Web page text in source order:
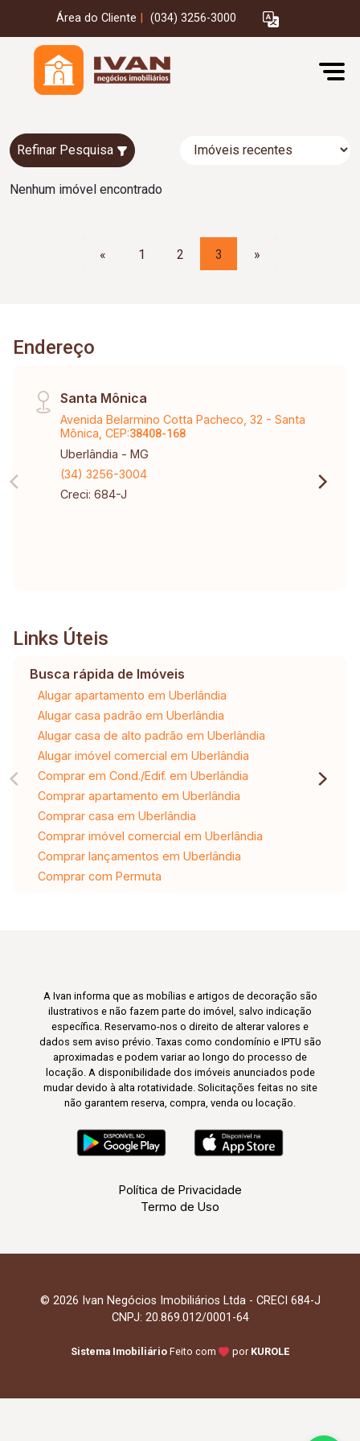
Área do Cliente (034) 3256-3000
Refinar Pesquisa
Nenhum imóvel encontrado
« 1 2 3 »
Endereço
Santa Mônica
Avenida Belarmino Cotta Pacheco, 32 - Santa
Mônica, CEP:38408-168
Uberlândia - MG
(34) 3256-3004
Creci: 684-J
Links Úteis
Busca rápida de Imóveis
Alugar apartamento em Uberlândia
Alugar casa padrão em Uberlândia
Alugar casa de alto padrão em Uberlândia
Alugar imóvel comercial em Uberlândia
Comprar em Cond./Edif. em Uberlândia
Comprar apartamento em Uberlândia
Comprar casa em Uberlândia
Comprar imóvel comercial em Uberlândia
Comprar lançamentos em Uberlândia
Comprar com Permuta
A Ivan informa que as mobílias e artigos de decoração são
ilustrativos e não fazem parte do imóvel, salvo indicação
específica. Reservamo-nos o direito de alterar valores e
dados sem aviso prévio. Taxas como condomínio e IPTU são
aproximadas e podem variar ao longo do processo de
locação. A disponibilidade dos imóveis anunciados pode
mudar devido à alta rotatividade. Solicitações feitas no site
não garantem reserva, compra, venda ou locação.
Política de Privacidade
Termo de Uso
© 2026 Ivan Negócios Imobiliários Ltda - CRECI 684-J
CNPJ: 20.869.012/0001-64
Sistema Imobiliário Feito com por KUROLE